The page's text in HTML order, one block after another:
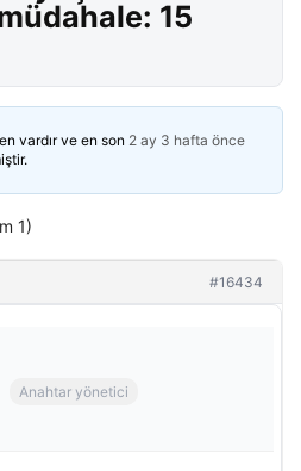
15
vardır ve en son 2 ay 3 hafta önce
1)
#16434
Anahtar yönetici